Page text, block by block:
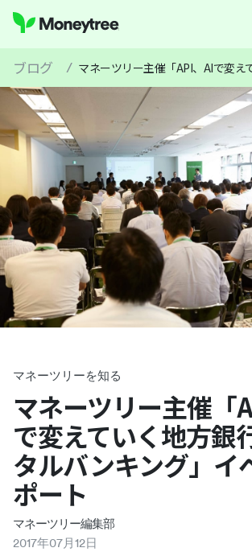
ブログ /
マネーツリーを知る
マネーツリー主催「
で変えていく地方銀
タルバンキング」イ
ポート
マネーツリー編集部
2017年07月12日